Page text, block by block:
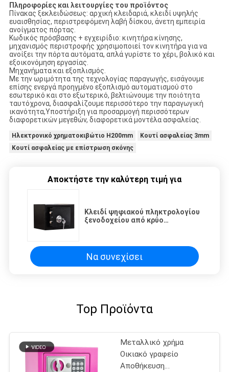
Πληροφορίες και λειτουργίες του προϊόντος
Πίνακας ξεκλειδώσεως: αρχική κλειδαριά, κλειδί υψηλής
ευαισθησίας, περιστρεφόμενη λαβή δίσκου, άνετη εμπειρία
ανοίγματος πόρτας.
Κωδικός πρόσβασης + εγχειρίδιο: κινητήρα κίνησης,
μηχανισμός περιστροφής χρησιμοποιεί τον κινητήρα για να
ανοίξει την πόρτα αυτόματα, απλά γυρίστε το χέρι, βολικό και
εξοικονόμηση εργασίας.
Μηχανήματα και εξοπλισμός.
Με την ωριμότητα της τεχνολογίας παραγωγής, εισάγουμε
επίσης ενεργά προηγμένο εξοπλισμό αυτοματισμού στο
εσωτερικό και στο εξωτερικό, βελτιώνουμε την ποιότητα
ταυτόχρονα, διασφαλίζουμε περισσότερο την παραγωγική
ικανότητα,Υποστήριξη για προσαρμογή περισσότερων
διαφορετικών μεγεθών, διαφορετικά μοντέλα ασφαλείας.
Ηλεκτρονικό χρηματοκιβώτιο H200mm
Κουτί ασφαλείας 3mm
Κουτί ασφαλείας με επίστρωση σκόνης
Αποκτήστε την καλύτερη τιμή για
Κλειδί ψηφιακού πληκτρολογίου
ξενοδοχείου από κρύο
Να συνεχίσει
Top Προϊόντα
Μεταλλικό χρήμα
Οικιακό γραφείο
Αποθήκευση